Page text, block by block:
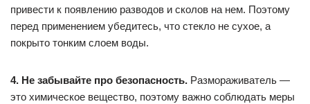
привести к появлению разводов и сколов на нем. Поэтому
перед применением убедитесь, что стекло не сухое, а
покрыто тонким слоем воды.
4. Не забывайте про безопасность. Размораживатель —
это химическое вещество, поэтому важно соблюдать меры